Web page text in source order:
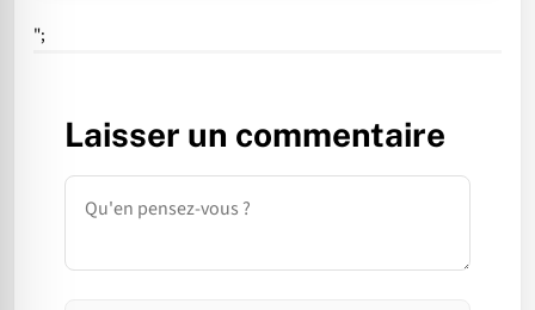
";
Laisser un commentaire
Commentaire